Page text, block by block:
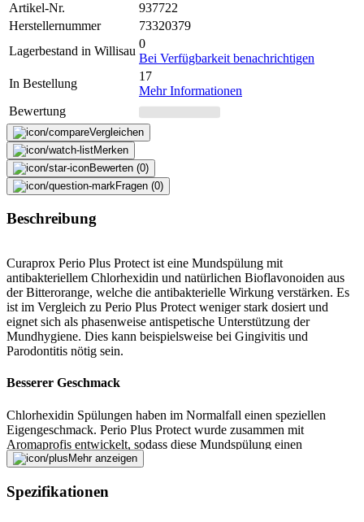
Artikel-Nr.
937722
Herstellernummer
73320379
Lagerbestand in Willisau
0
Bei Verfügbarkeit benachrichtigen
In Bestellung
17
Mehr Informationen
Bewertung
Vergleichen
Merken
Bewerten (0)
Fragen (0)
Beschreibung
Curaprox Perio Plus Protect ist eine Mundspülung mit
antibakteriellem Chlorhexidin und natürlichen Bioflavonoiden aus
der Bitterorange, welche die antibakterielle Wirkung verstärken. Es
ist im Vergleich zu Perio Plus Protect weniger stark dosiert und
eignet sich als phasenweise antispetische Unterstützung der
Mundhygiene. Dies kann beispielsweise bei Gingivitis und
Parodontitis nötig sein.
Besserer Geschmack
Chlorhexidin Spülungen haben im Normalfall einen speziellen
Eigengeschmack. Perio Plus Protect wurde zusammen mit
Aromaprofis entwickelt, sodass diese Mundspülung einen
angenehmen Geschmack hat. Ausserdem greift es nicht den
wie es schmecken soll.
Mehr anzeigen
Spezifikationen